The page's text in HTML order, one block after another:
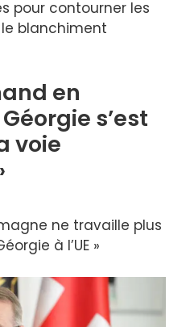
pour contourner les
blanchiment
en
s’est
voie
ne travaille plus
à l’UE »